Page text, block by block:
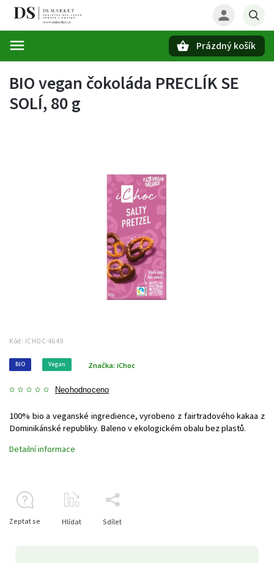
Prázdný košík
BIO vegan čokoláda PRECLÍK SE
SOLÍ, 80 g
Kód: ICHOC-4649
BIO Vegan
Neohodnoceno
Značka: iChoc
100% bio a veganské ingredience, vyrobeno z fairtradového kakaa z
Dominikánské republiky. Baleno v ekologickém obalu bez plastů.
Detailní informace
Zeptat se Hlídat Sdílet